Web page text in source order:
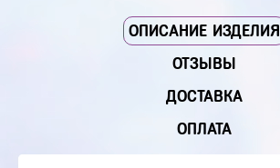
ОПИСАНИЕ ИЗДЕЛИЯ
ОТЗЫВЫ
ДОСТАВКА
ОПЛАТА